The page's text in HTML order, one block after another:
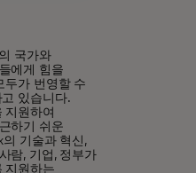
국가와
에게 힘을
두가 번영할 수
있습니다.
지원하여
하기 쉬운
기술과 혁신,
람, 기업, 정부가
지원하는